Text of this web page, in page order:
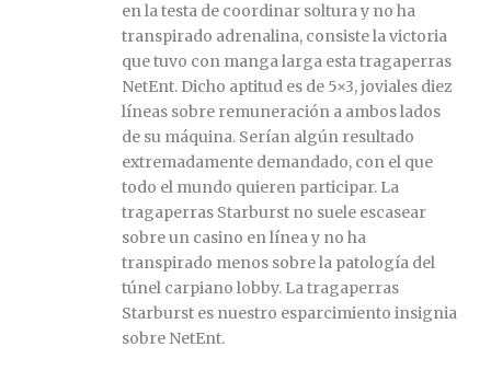
en la testa de coordinar soltura y no ha
transpirado adrenalina, consiste la victoria
que tuvo con manga larga esta tragaperras
NetEnt. Dicho aptitud es de 5×3, joviales diez
líneas sobre remuneración a ambos lados
de su máquina. Serían algún resultado
extremadamente demandado, con el que
todo el mundo quieren participar. La
tragaperras Starburst no suele escasear
sobre un casino en línea y no ha
transpirado menos sobre la patologí­a del
túnel carpiano lobby. La tragaperras
Starburst es nuestro esparcimiento insignia
sobre NetEnt.